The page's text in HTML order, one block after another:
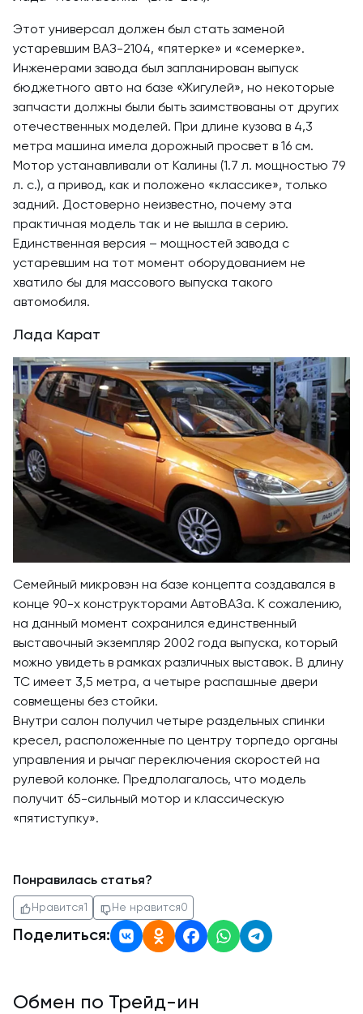
Этот универсал должен был стать заменой
устаревшим ВАЗ-2104, «пятерке» и «семерке».
Инженерами завода был запланирован выпуск
бюджетного авто на базе «Жигулей», но некоторые
запчасти должны были быть заимствованы от других
отечественных моделей. При длине кузова в 4,3
метра машина имела дорожный просвет в 16 см.
Мотор устанавливали от Калины (1.7 л. мощностью 79
л. с.), а привод, как и положено «классике», только
задний. Достоверно неизвестно, почему эта
практичная модель так и не вышла в серию.
Единственная версия – мощностей завода с
устаревшим на тот момент оборудованием не
хватило бы для массового выпуска такого
автомобиля.
Лада Карат
Семейный микровэн на базе концепта создавался в
конце 90-х конструкторами АвтоВАЗа. К сожалению,
на данный момент сохранился единственный
выставочный экземпляр 2002 года выпуска, который
можно увидеть в рамках различных выставок. В длину
ТС имеет 3,5 метра, а четыре распашные двери
совмещены без стойки.
Внутри салон получил четыре раздельных спинки
кресел, расположенные по центру торпедо органы
управления и рычаг переключения скоростей на
рулевой колонке. Предполагалось, что модель
получит 65-сильный мотор и классическую
«пятиступку».
Понравилась статья?
Нравится1 Не нравится0
Поделиться:
Обмен по Трейд-ин